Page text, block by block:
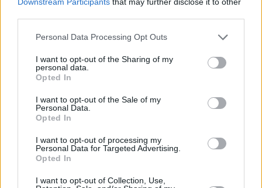
Please note that this website/app uses one or more Google
not limited to your visit or usage behaviour. You may click to
grant or deny consent to Google and its third-party tags to
use your data for below specified purposes in below Google
consent section.
Personal Data Processing Opt Outs
I want to opt-out of the Sharing of my
personal data.
Opted In
I want to opt-out of the Sale of my
Personal Data.
Opted In
I want to opt-out of processing my
Personal Data for Targeted Advertising.
Opted In
I want to opt-out of Collection, Use,
Hirdetés